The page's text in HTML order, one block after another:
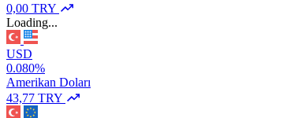
0,00 TRY
Loading...
USD
0.080%
Amerikan Doları
43,77 TRY